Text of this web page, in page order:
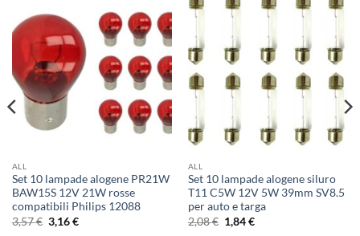
ALL
Set 10 lampade alogene PR21W
BAW15S 12V 21W rosse
compatibili Philips 12088
3,57€ Il
prezzo
3,16€Il
ALL
Set 10 lampade alogene siluro
T11 C5W 12V 5W 39mm SV8.5
per auto e targa
2,08€ Il
prezzo
1,84€Il